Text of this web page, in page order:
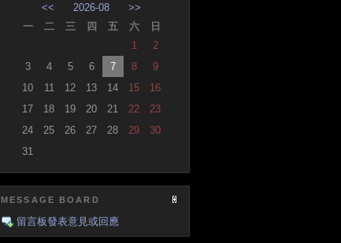
<< 2026-08
>>
一
二 三 四 五 六
日
1
2
3
4 5 6 7 8
9
10
11 12 13 14 15
16
17
18 19 20 21 22
23
24
25 26 27 28 29
30
31
MESSAGE BOARD
留言板發表意見或回應